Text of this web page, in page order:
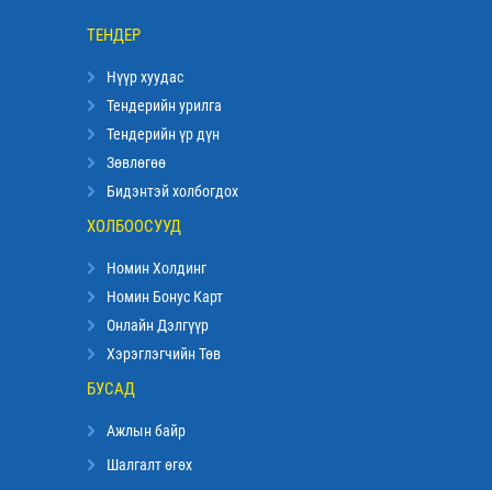
ТЕНДЕР
Нүүр хуудас
Тендерийн урилга
Тендерийн үр дүн
Зөвлөгөө
Бидэнтэй холбогдох
ХОЛБООСУУД
Номин Холдинг
Номин Бонус Карт
Онлайн Дэлгүүр
Хэрэглэгчийн Төв
БУСАД
Ажлын байр
Шалгалт өгөх